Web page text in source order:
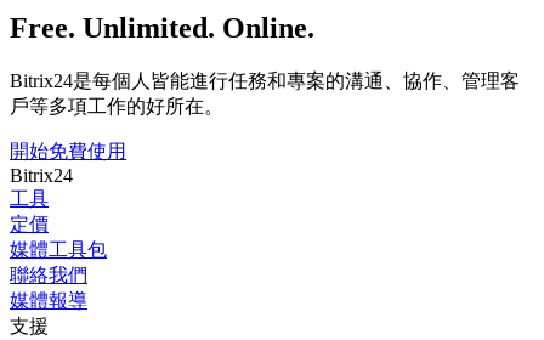
Free. Unlimited. Online.
Bitrix24是每個人皆能進行任務和專案的溝通、協作、管理客
戶等多項工作的好所在。
開始免費使用
Bitrix24
工具
定價
媒體工具包
聯絡我們
媒體報導
支援